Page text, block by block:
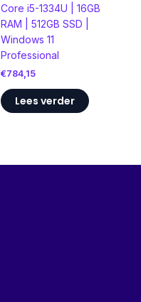
Core i5-1334U | 16GB
RAM | 512GB SSD |
Windows 11
Professional
€784,15
Lees verder